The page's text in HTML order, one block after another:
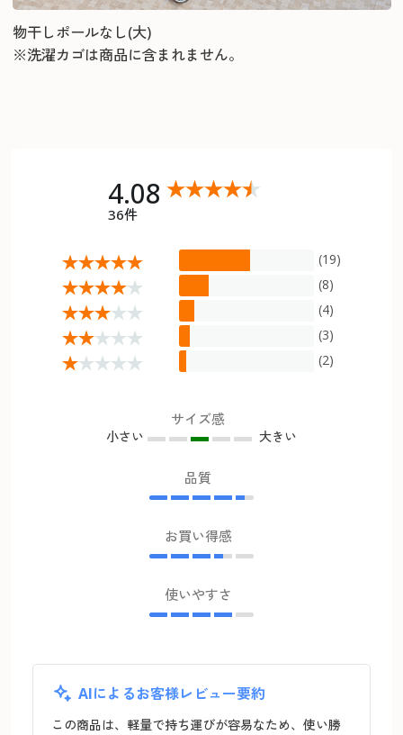
物干しポールなし(大)
※洗濯カゴは商品に含まれません。
4.08
36件
(19)
(8)
(4)
(3)
(2)
サイズ感
小さい 大きい
品質
お買い得感
使いやすさ
AIによるお客様レビュー要約
この商品は、軽量で持ち運びが容易なため、使い勝